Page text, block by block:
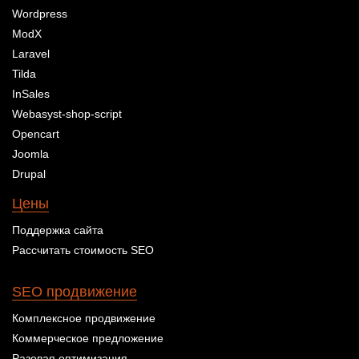
Wordpress
ModX
Laravel
Tilda
InSales
Webasyst-shop-script
Opencart
Joomla
Drupal
Цены
Поддержка сайта
Рассчитать стоимость SEO
SEO продвижение
Комплексное продвижение
Коммерческое предложение